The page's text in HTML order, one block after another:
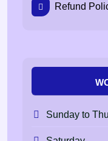
Refund
Sunday to